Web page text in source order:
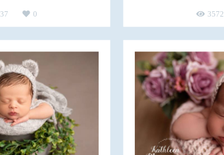
0 3572